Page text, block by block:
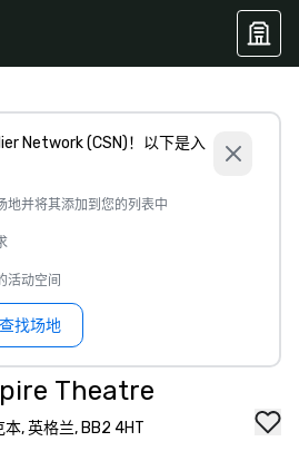
Network (CSN)！以下是入
地并将其添加到您的列表中
活动空间
查找场地
Theatre
, 英格兰, BB2 4HT